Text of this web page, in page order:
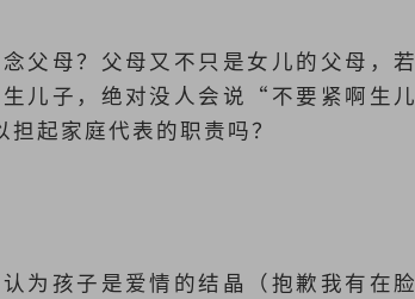
父母？父母又不只是女儿的父母，若
儿子，绝对没人会说“不要紧啊生儿
起家庭代表的职责吗？
为孩子是爱情的结晶（抱歉我有在脸